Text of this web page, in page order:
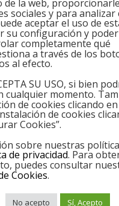
2021BYOIPACYL
frase de vuestros
«Cuanto más
en una época
y esta vez han
consumidores,
homogéneos
externo posible.
ojos
la web,
sociales y para analizar
aceptar el uso de
su configuración y poder
completamente qué
a través de los
al efecto.
SU USO, si bien
momento.
de cookies clicando
de cookies
Cookies”.
sobre nuestras
de privacidad. Para
puedes consultar
Cookies.
No acepto Sí, Acepto